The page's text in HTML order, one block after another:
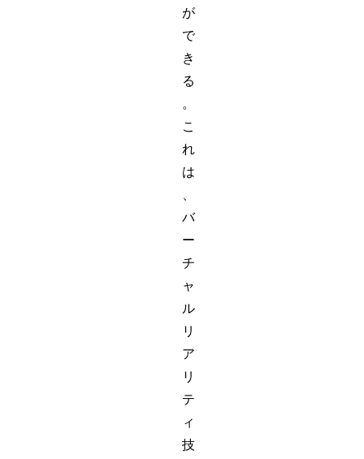
が
で
き
る
。
こ
れ
は
、
バ
ー
チ
ャ
ル
リ
ア
リ
テ
ィ
技